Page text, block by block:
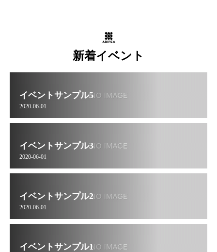
新着イベント
イベントサンプル5
2020-06-01
イベントサンプル3
2020-06-01
イベントサンプル2
2020-06-01
イベントサンプル1